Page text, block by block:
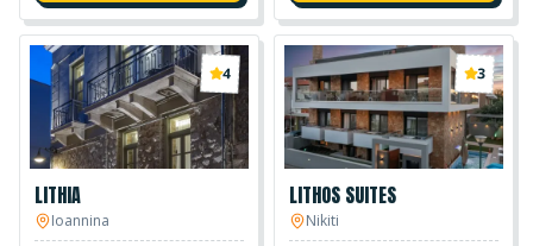
4
LITHIA
Ioannina
3
LITHOS SUITES
Nikiti